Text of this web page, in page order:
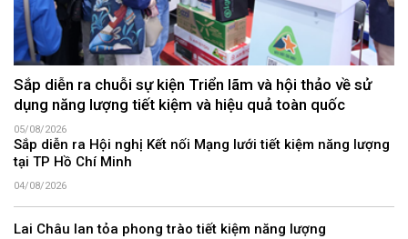
Sắp diễn ra chuỗi sự kiện Triển lãm và hội thảo về sử
dụng năng lượng tiết kiệm và hiệu quả toàn quốc
05/08/2026
Sắp diễn ra Hội nghị Kết nối Mạng lưới tiết kiệm năng lượng
tại TP Hồ Chí Minh
04/08/2026
Lai Châu lan tỏa phong trào tiết kiệm năng lượng